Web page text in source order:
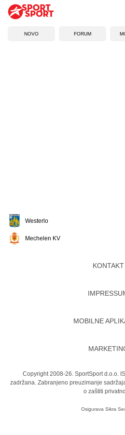
NOVO FORUM
Westerlo
Mechelen KV
KONTAKT
MOBILNE
Copyright 2008-26. SportSport d.o.o.
zadržana. Zabranjeno preuzimanje
o zaštiti
Osigurava Sikra